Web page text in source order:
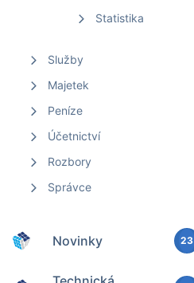
Statistika
Služby
Majetek
Peníze
Účetnictví
Rozbory
Správce
Novinky 23